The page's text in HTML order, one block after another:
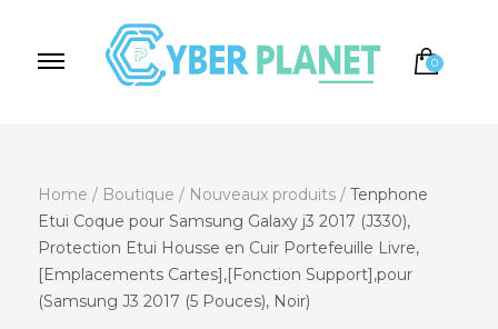
0
Home / Boutique / Nouveaux produits / Tenphone
Etui Coque pour Samsung Galaxy j3 2017 (J330),
Protection Etui Housse en Cuir Portefeuille Livre,
[Emplacements Cartes],[Fonction Support],pour
(Samsung J3 2017 (5 Pouces), Noir)